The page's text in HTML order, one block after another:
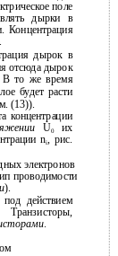
поле
дырки в
Концентрация
дырок в
отсюда дырок
В то же время
будет расти
(13)).
концентрации
U0 их
ni, рис.
электронов
проводимости
).
действием
Транзисторы,
.